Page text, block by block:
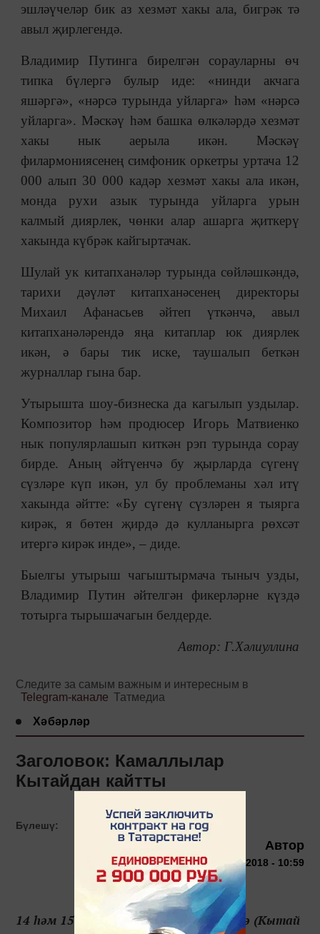
эшләүчеләр бик аз хезмәт хакы ала, бигрәк тә
авыл җирлегендә.
Владимир Путинга бирелгән сорауларны өч
типка бүлергә булыр иде: «нинди акчага
яшәргә», «нәрсә турында уйларга» һәм «нәрсә
уйларга». Мәскәү һәм башка өлкәләрдә хезмәт
хакы нык аерыла икән. Мәскәү
филармониясенең симфоник оркетры уртача 12
000 алып 30 000 кадәр хезмәт хакы ала икән,
монда рухи азык турында уйларга урын
калмый диярлек, чөнки алар ашарга җиткерү
хакында күбрәк кайгыртачак.
Шулай ук китапханәләр турында сөйләшкәндә,
тарихи дәүләт китапханәсенең директоры
Михаил Афанасьев әйтеп үткәнчә, авыл
китапханәләрендә яңа китаплар юк диярлек
икән, ә бары тик иске, таушалып беткән
журналлар гына бар.
Утырышта шоу-бизнеска да кагылып уздылар.
Композитор һәм продюсер Игорь Матвиенко
нык популярлашып киткән рэп турында сорау
бирде. Аның әйтүенчә бу җырларда сүгенү
сүзләре күп икән, ул бу проблеманы хәл итү
хакында әйтте: «Бу сүгенү сүзләрен я тыярга
кирәк, я бөтен җирдә дә кулланырга рөхсәт
итергә кирәк инде», ‒ диде.
Быелгы утырыш чагыштырмача тыныч узды,
Владимир Путин әйтелгән фикерләрне күздә
тотырга тырышачагын белдерде.
Автор: Г.Хәлиуллина
Следите за самым важным и интересным в
Telegram-канале Татмедиа
Хәбәрләр
Заголовок: Камаллылар
Кытайдан кайтты
Бүлешү:
Автор
17 декабря 2018 - 10:59
14 һәм 15 декабрьдә Нанкин шәһәрендә (Кытай